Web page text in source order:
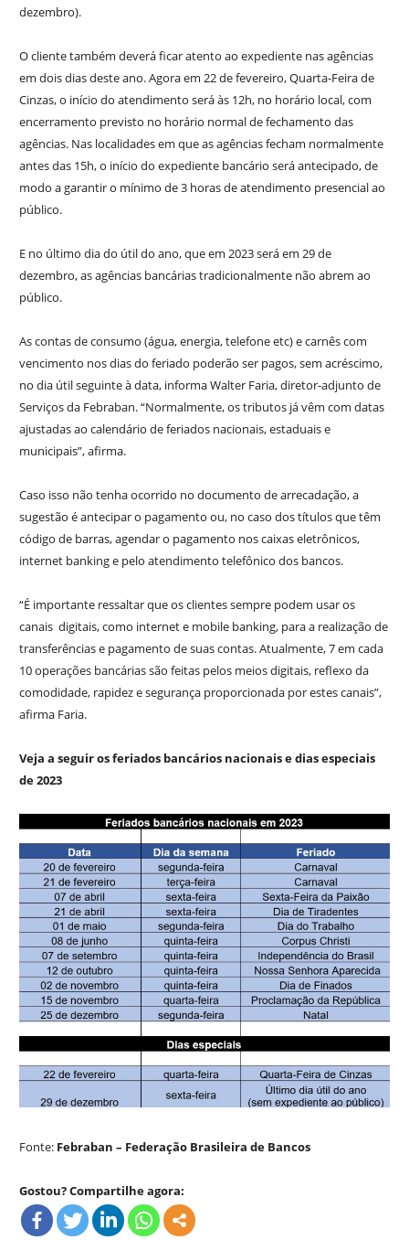
dezembro).
O cliente também deverá ficar atento ao expediente nas agências
em dois dias deste ano. Agora em 22 de fevereiro, Quarta-Feira de
Cinzas, o início do atendimento será às 12h, no horário local, com
encerramento previsto no horário normal de fechamento das
agências. Nas localidades em que as agências fecham normalmente
antes das 15h, o início do expediente bancário será antecipado, de
modo a garantir o mínimo de 3 horas de atendimento presencial ao
público.
E no último dia do útil do ano, que em 2023 será em 29 de
dezembro, as agências bancárias tradicionalmente não abrem ao
público.
As contas de consumo (água, energia, telefone etc) e carnês com
vencimento nos dias do feriado poderão ser pagos, sem acréscimo,
no dia útil seguinte à data, informa Walter Faria, diretor-adjunto de
Serviços da Febraban. “Normalmente, os tributos já vêm com datas
ajustadas ao calendário de feriados nacionais, estaduais e
municipais”, afirma.
Caso isso não tenha ocorrido no documento de arrecadação, a
sugestão é antecipar o pagamento ou, no caso dos títulos que têm
código de barras, agendar o pagamento nos caixas eletrônicos,
internet banking e pelo atendimento telefônico dos bancos.
“É importante ressaltar que os clientes sempre podem usar os
canais digitais, como internet e mobile banking, para a realização de
transferências e pagamento de suas contas. Atualmente, 7 em cada
10 operações bancárias são feitas pelos meios digitais, reflexo da
comodidade, rapidez e segurança proporcionada por estes canais”,
afirma Faria.
Veja a seguir os feriados bancários nacionais e dias especiais
de 2023
Fonte: Febraban – Federação Brasileira de Bancos
Gostou? Compartilhe agora: